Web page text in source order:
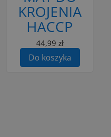
KROJENIA
HACCP
44,99 zł
Do koszyka